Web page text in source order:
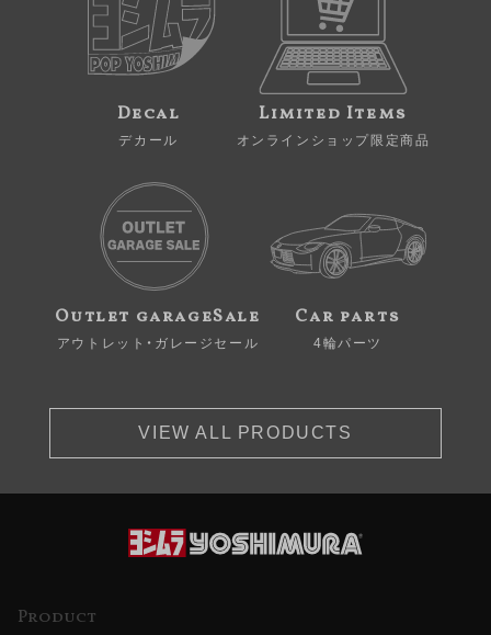
Decal
デカール
Limited Items
オンラインショップ限定商品
Outlet garageSale
アウトレット・ガレージセール
Car parts
4輪パーツ
VIEW ALL PRODUCTS
Product